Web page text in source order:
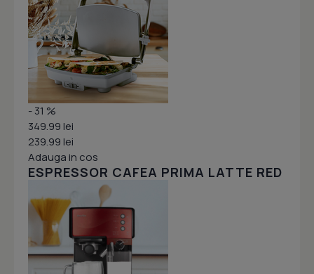
- 31 %
349.99 lei
239.99 lei
Adauga in cos
ESPRESSOR CAFEA PRIMA LATTE RED